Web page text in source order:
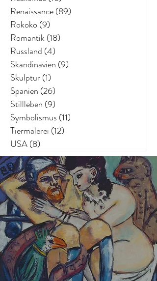
Renaissance(89)
Rokoko (9)
Romantik(18)
Russland (4)
Skandinavien (9)
Skulptur(1)
Spanien (26)
Stillleben (9)
Symbolismus (11)
Tiermalerei (12)
USA(8)